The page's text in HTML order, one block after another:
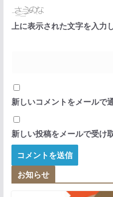
上に表示された文字を入力
新しいコメントをメールで
新しい投稿をメールで受け
お知らせ